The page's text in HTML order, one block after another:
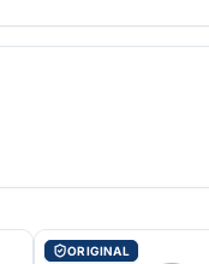
ORIGINAL